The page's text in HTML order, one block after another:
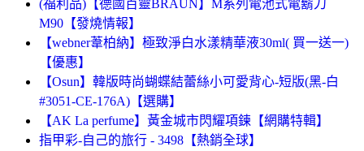
(福利品)【德國百靈BRAUN】M系列電池式電鬍刀
M90【發燒情報】
【webner葦柏納】極致淨白水漾精華液30ml( 買一送一)
【優惠】
【Osun】韓版時尚蝴蝶結蕾絲小可愛背心-短版(黑-白
#3051-CE-176A)【選購】
【AK La perfume】黃金城市閃耀項鍊【網購特輯】
指甲彩-自己的旅行 - 3498【熱銷全球】